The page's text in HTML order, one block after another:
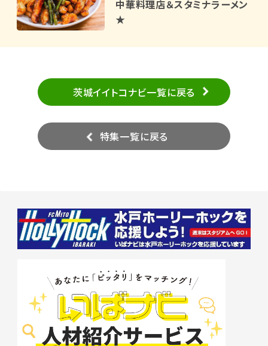
中華料理店＆スタミナラーメン
★
茨城イイトコナビ一覧に戻る
特集一覧に戻る